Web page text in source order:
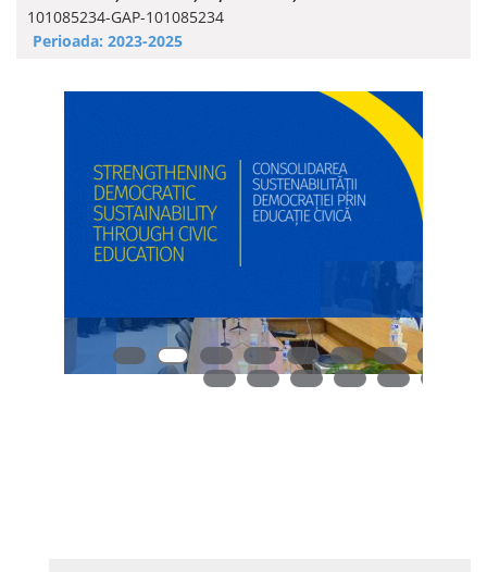
101085234-GAP-101085234
Perioada: 2023-2025